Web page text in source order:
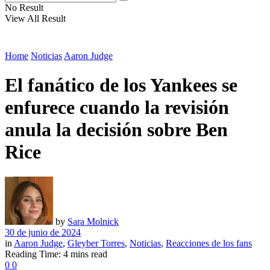
No Result
View All Result
Home Noticias Aaron Judge
El fanático de los Yankees se
enfurece cuando la revisión
anula la decisión sobre Ben
Rice
by Sara Molnick
30 de junio de 2024
in Aaron Judge, Gleyber Torres, Noticias, Reacciones de los fans
Reading Time: 4 mins read
0 0